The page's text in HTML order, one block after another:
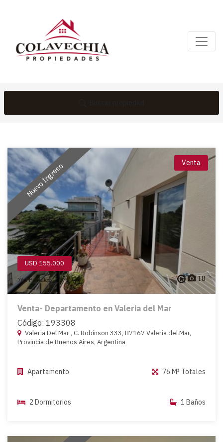
Nuevo Ingreso Venta
USD 155.000
76 M² Totales 18
Venta- Departamento en Valeria del Mar
Código: 193308
Valeria Del Mar , C. Robinson 333, B7167 Valeria del Mar,
Provincia de Buenos Aires, Argentina
Apartamento 76 M² Totales
2 Dormitorios 1 Baños